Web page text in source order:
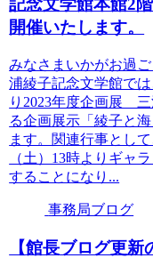
記念文学館本館2
開催いたします。
みなさまいかがお過
浦綾子記念文学館で
り2023年度企画展 三
る企画展示「綾子と
ます。関連行事とし
（土）13時よりギャ
することになり...
事務局ブログ
【館長ブログ更新